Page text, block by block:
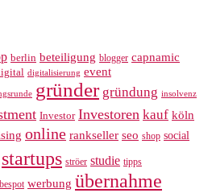
berlin beteiligung blogger capnamic
digitalisierung event
gründer gründung insolvenz
Investor Investoren kauf köln
online rankseller seo shop social
startups ströer studie tipps
werbung übernahme